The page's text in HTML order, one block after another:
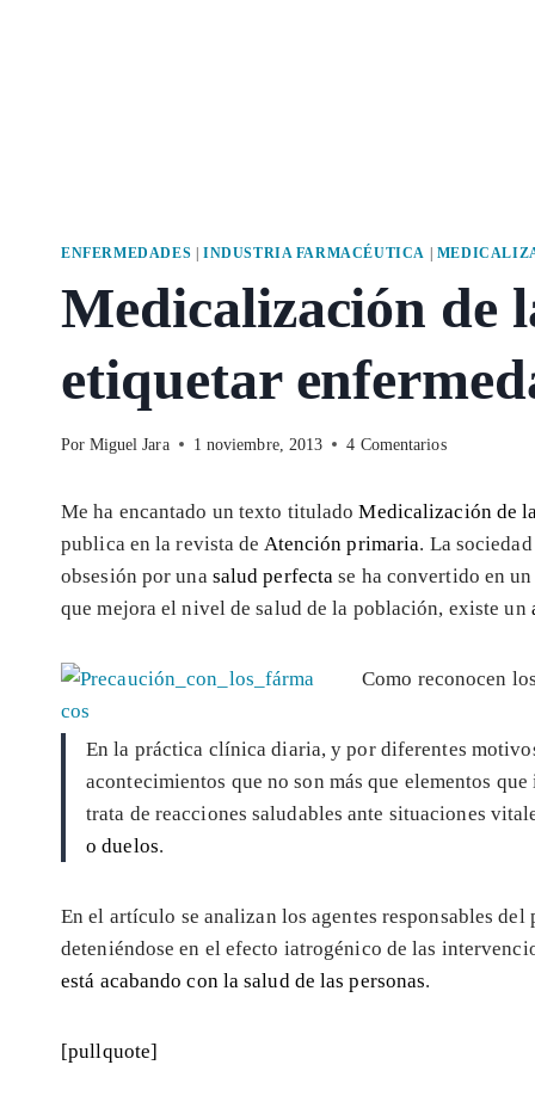
ENFERMEDADES INDUSTRIA FARMACÉUTICA
Medicalización de
etiquetar
Por Miguel Jara 1 noviembre, 2013 4 Comentarios
Me ha encantado un texto tituladoMedicalización de
publica en la revista de Atención primaria. La
obsesión por una salud perfecta se ha convertido en un
que mejora el nivel de salud de la población, existe un
Como reconocen
En la práctica clínica diaria, y por diferentes
acontecimientos que no son más que elementos
trata de reacciones saludables ante situaciones
o duelos.
En el artículo se analizan los agentes responsables del
deteniéndose en el efecto iatrogénico de las
está acabando con la salud de las personas.
[pullquote]